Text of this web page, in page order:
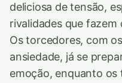
deliciosa de tensão,
rivalidades que
Os torcedores, com
ansiedade, já se
emoção, enquanto